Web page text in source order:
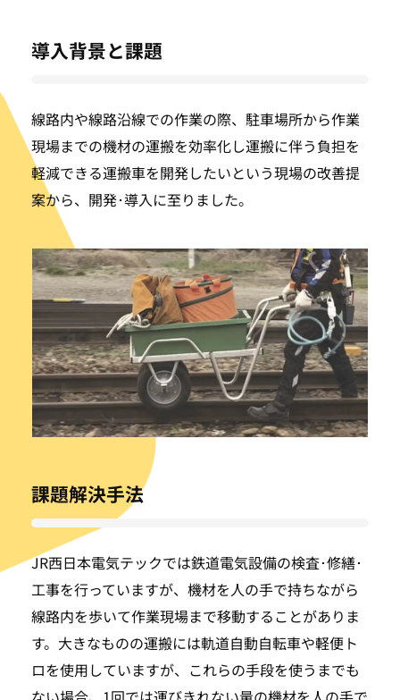
導入背景と課題
線路内や線路沿線での作業の際、駐車場所から作業
現場までの機材の運搬を効率化し運搬に伴う負担を
軽減できる運搬車を開発したいという現場の改善提
案から、開発･導入に至りました。
課題解決手法
JR西日本電気テックでは鉄道電気設備の検査･修繕･
工事を行っていますが、機材を人の手で持ちながら
線路内を歩いて作業現場まで移動することがありま
す。大きなものの運搬には軌道自動自転車や軽便ト
ロを使用していますが、これらの手段を使うまでも